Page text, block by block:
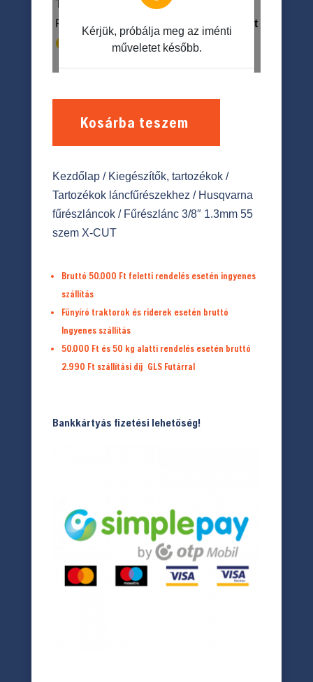
Kosárba teszem
Kezdőlap/ Kiegészítők, tartozékok/
Tartozékok láncfűrészekhez / Husqvarna
fűrészláncok/ Fűrészlánc 3/8″ 1.3mm 55
szem X-CUT
Bruttó 50.000 Ft feletti rendelés esetén ingyenes
szállítás
Fűnyíró traktorok és riderek esetén bruttó
Ingyenes szállítás
50.000 Ft és 50 kg alatti rendelés esetén bruttó
2.990 Ft szállítási díj GLS Futárral
Bankkártyás fizetési lehetőség!